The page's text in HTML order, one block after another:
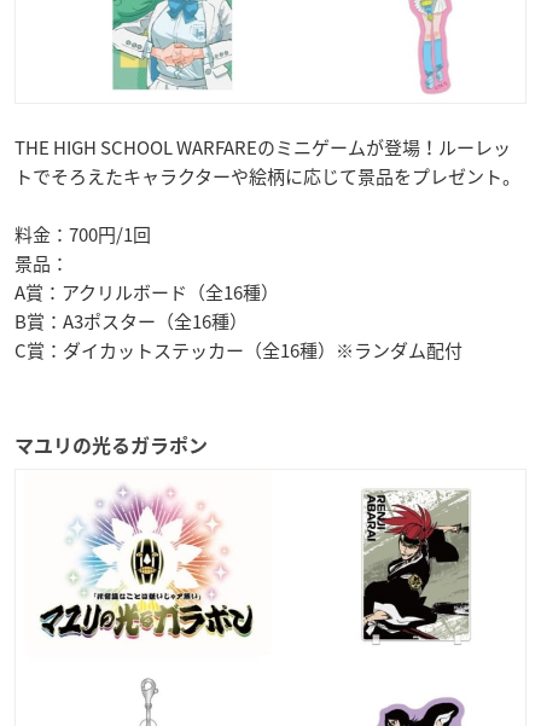
THE HIGH SCHOOL WARFAREのミニゲームが登場！ルーレッ
トでそろえたキャラクターや絵柄に応じて景品をプレゼント。
料金：700円/1回
景品：
A賞：アクリルボード（全16種）
B賞：A3ポスター（全16種）
C賞：ダイカットステッカー（全16種）※ランダム配付
マユリの光るガラポン